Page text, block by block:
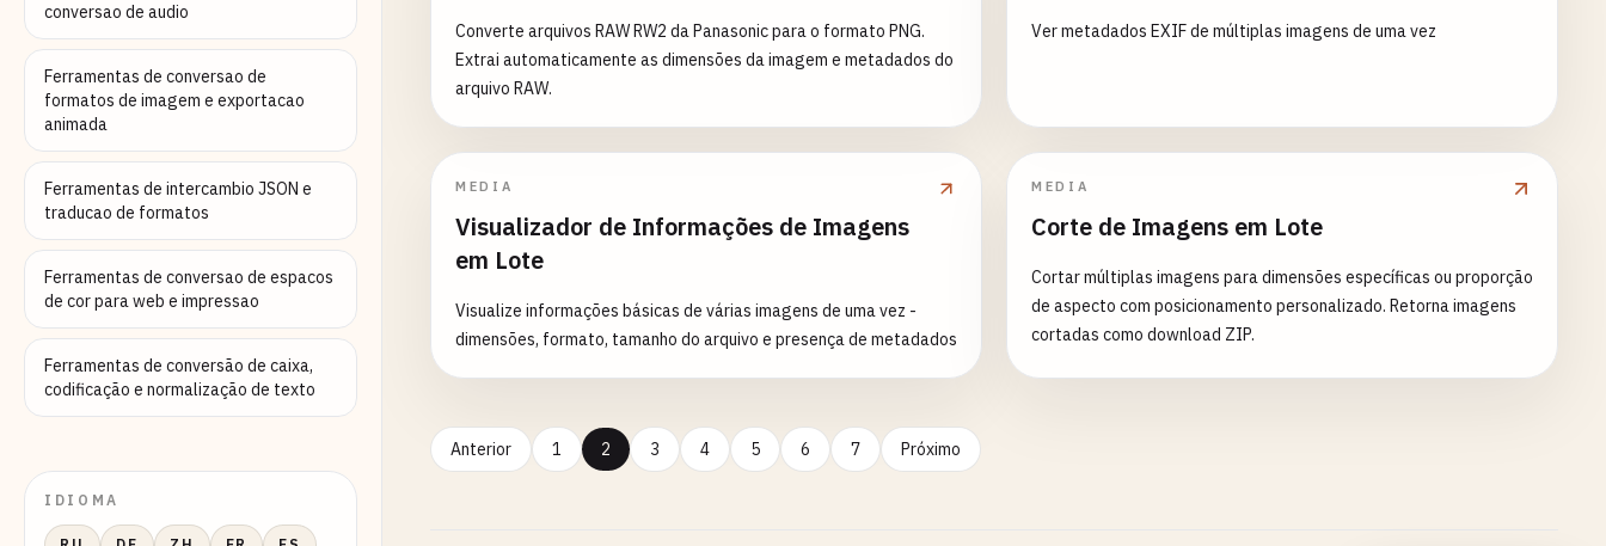
conversao de audio
Ferramentas de conversao de
formatos de imagem e exportacao
animada
Ferramentas de intercambio JSON e
traducao de formatos
Ferramentas de conversao de espacos
de cor para web e impressao
Ferramentas de conversão de caixa,
codificação e normalização de texto
IDIOMA
Converte arquivos RAW RW2 da Panasonic para o formato PNG.
Extrai automaticamente as dimensões da imagem e metadados do
arquivo RAW.
Ver metadados EXIF de múltiplas imagens de uma vez
MEDIA
Visualizador de Informações de Imagens
em Lote
Visualize informações básicas de várias imagens de uma vez -
dimensões, formato, tamanho do arquivo e presença de metadados
MEDIA
Corte de Imagens em Lote
Cortar múltiplas imagens para dimensões específicas ou proporção
de aspecto com posicionamento personalizado. Retorna imagens
cortadas como download ZIP.
Anterior 1 2 3 4 5 6 7 Próximo